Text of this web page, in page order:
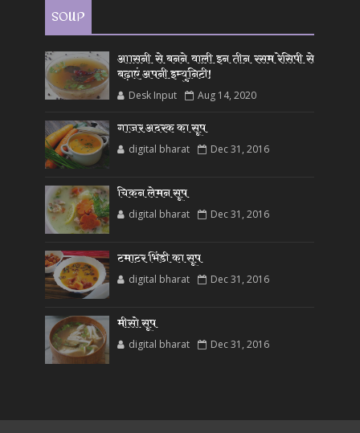
SOUP
आासनी से बनने वाली इन तीन रसम रेसिपी से
बढ़ाएं अपनी इम्युनिटी!
Desk Input Aug 14, 2020
गाजर अदरक का सूप
digital bharat Dec 31, 2016
चिकन लेमन सूप
digital bharat Dec 31, 2016
टमाटर भिंडी का सूप
digital bharat Dec 31, 2016
मीसो सूप
digital bharat Dec 31, 2016